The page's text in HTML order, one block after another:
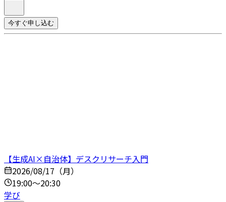
今すぐ申し込む
【生成AI×自治体】デスクリサーチ入門
2026/08/17（月）
19:00～20:30
学び